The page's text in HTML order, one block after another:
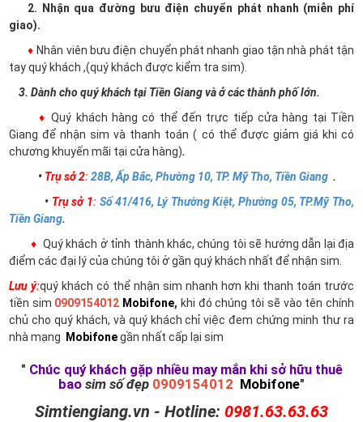
2. Nhận qua đường bưu điện chuyển phát nhanh (miễn phí
giao).
♦ Nhân viên bưu điện chuyển phát nhanh giao tận nhà phát tận
tay quý khách ,(quý khách được kiểm tra sim).
3. Dành cho quý khách tại Tiền Giang và ở các thành phố lớn.
♦ Quý khách hàng có thể đến trực tiếp cửa hàng tại Tiền
Giang để nhận sim và thanh toán ( có thể được giảm giá khi có
chương khuyến mãi tại cửa hàng).
• Trụ sở 2:28B, Ấp Bắc, Phường 10, TP. Mỹ Tho, Tiền Giang .
• Trụ sở 1: Số 41/416, Lý Thường Kiệt, Phường 05, TP.Mỹ Tho,
Tiền Giang.
♦ Quý khách ở tỉnh thành khác, chúng tôi sẽ hướng dẫn lại địa
điểm các đại lý của chúng tôi ở gần quý khách nhất để nhận sim.
Lưu ý:quý khách có thể nhận sim nhanh hơn khi thanh toán trước
tiền sim 0909154012 Mobifone, khi đó chúng tôi sẽ vào tên chính
chủ cho quý khách, và quý khách chỉ việc đem chứng minh thư ra
nhà mạng
Mobifonegần nhất cấp lại sim
" Chúc quý khách gặp nhiều may mắn khi sở hữu thuê
bao sim số đẹp 0909154012 Mobifone"
Simtiengiang.vn - Hotline: 0981.63.63.63